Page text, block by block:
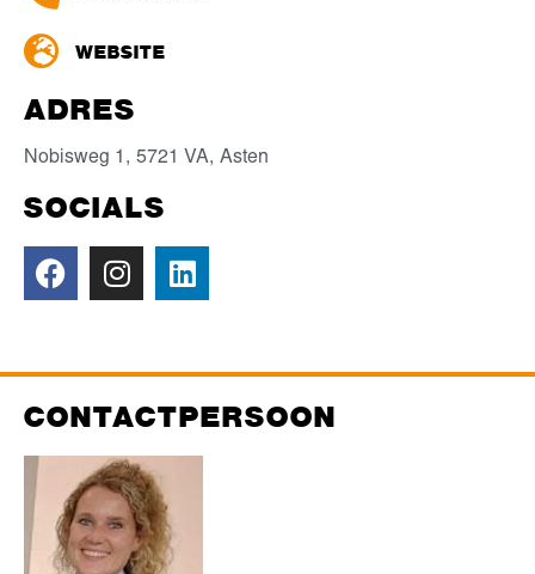
WEBSITE
ADRES
Nobisweg 1, 5721 VA, Asten
SOCIALS
CONTACTPERSOON